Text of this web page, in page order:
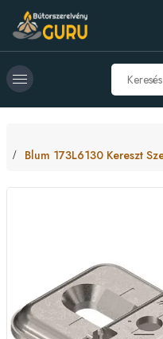
Blum 173L6130 Kereszt